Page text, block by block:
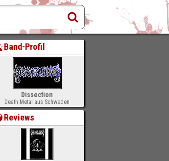
Band-Profil
Dissection
Death Metal aus Schweden
Reviews